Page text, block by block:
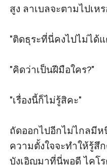
สูง ลาเบลจะตามไปเหร
"ติดธุระที่นี่คงไปไม่ได้
"คิดว่าเป็นฝีมือใคร?"
"เรื่องนี้ก็ไม่รู้สิคะ"
ถัดออกไปอีกไม่ไกลมีห
ความตั้งใจจะทำให้รู้สึ
บังเอิญมาที่นี่พอดี ไคโ